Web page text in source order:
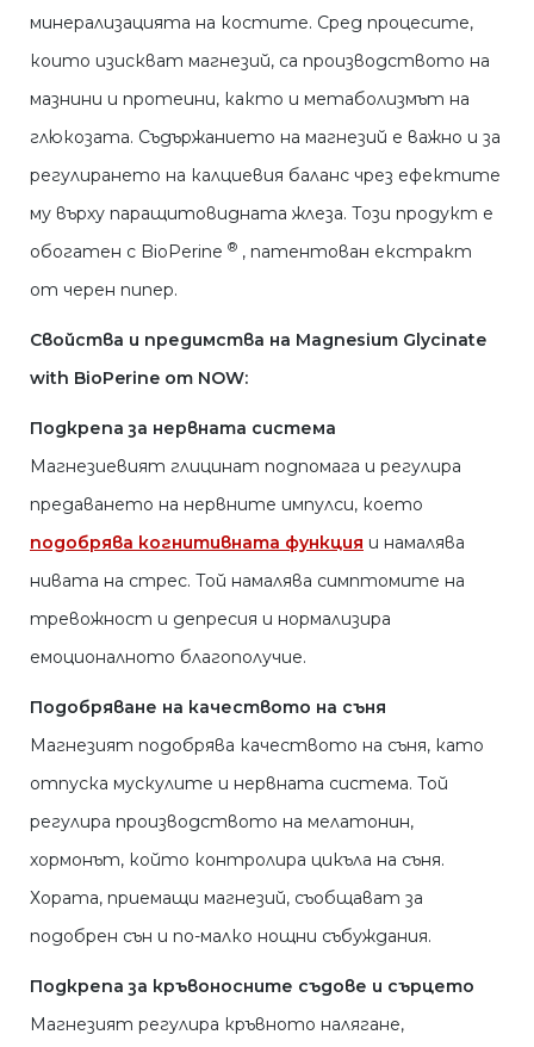
минерализацията на костите. Сред процесите,
които изискват магнезий, са производството на
мазнини и протеини, както и метаболизмът на
глюкозата. Съдържанието на магнезий е важно и за
регулирането на калциевия баланс чрез ефектите
му върху паращитовидната жлеза. Този продукт е
обогатен с BioPerine ® , патентован екстракт
от черен пипер.
Свойства и предимства на Magnesium Glycinate
with BioPerine от NOW:
Подкрепа за нервната система
Магнезиевият глицинат подпомага и регулира
предаването на нервните импулси, което
подобрява когнитивната функция и намалява
нивата на стрес. Той намалява симптомите на
тревожност и депресия и нормализира
емоционалното благополучие.
Подобряване на качеството на съня
Магнезият подобрява качеството на съня, като
отпуска мускулите и нервната система. Той
регулира производството на мелатонин,
хормонът, който контролира цикъла на съня.
Хората, приемащи магнезий, съобщават за
подобрен сън и по-малко нощни събуждания.
Подкрепа за кръвоносните съдове и сърцето
Магнезият регулира кръвното налягане,